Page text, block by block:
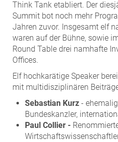
Think Tank etabliert. Der
Summit bot noch mehr
Jahren zuvor. Insgesamt elf
waren auf der Bühne, sowie
Round Table drei namhafte
Offices.
Elf hochkarätige Speaker
mit multidisziplinären
Sebastian Kurz -
Bundeskanzler,
Paul Collier -